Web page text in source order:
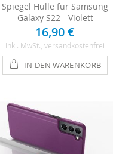
Spiegel Hülle für Samsung
Galaxy S22 - Violett
16,90 €
Inkl. MwSt., versandkostenfrei
IN DEN WARENKORB